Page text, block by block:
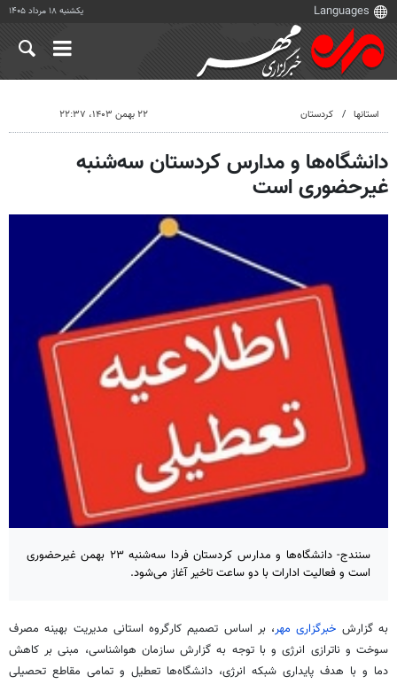
یکشنبه ۱۸ مرداد ۱۴۰۵
استانها کردستان ۲۲ بهمن ۱۴۰۳، ۲۲:۳۷
دانشگاه‌ها و مدارس کردستان سه‌شنبه
غیرحضوری است
سنندج- دانشگاه‌ها و مدارس کردستان فردا سه‌شنبه ۲۳ بهمن غیرحضوری
است و فعالیت ادارات با دو ساعت تاخیر آغاز می‌شود.
به گزارش خبرگزاری مهر، بر اساس تصمیم کارگروه استانی مدیریت بهینه مصرف
سوخت و ناترازی انرژی و با توجه به گزارش سازمان هواشناسی، مبنی بر کاهش
دما و با هدف پایداری شبکه انرژی، دانشگاه‌ها تعطیل و تمامی مقاطع تحصیلی